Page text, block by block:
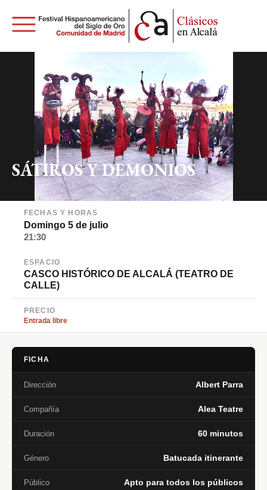
SÁTIROS Y DEMONIOS
FECHAS Y HORAS
Domingo 5 de julio
21:30
ESPACIO
CASCO HISTÓRICO DE ALCALÁ (TEATRO DE
CALLE)
PRECIO
Entrada libre
FICHA
Dirección Albert Parra
Compañía Alea Teatre
Duración 60 minutos
Género Batucada itinerante
Público Apto para todos los públicos